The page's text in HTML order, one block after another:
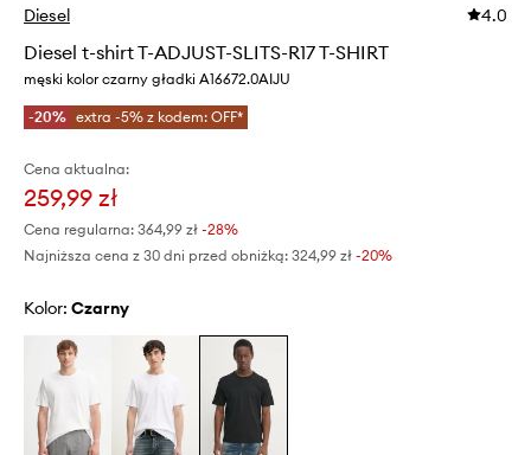
Diesel 4.0
Diesel t-shirt T-ADJUST-SLITS-R17 T-SHIRT
męski kolor czarny gładki A16672.0AIJU
-20% extra -5% z kodem: OFF*
Cena aktualna:
259,99 zł
Cena regularna: 364,99 zł -28%
Najniższa cena z 30 dni przed obniżką: 324,99 zł -20%
Kolor: czarny